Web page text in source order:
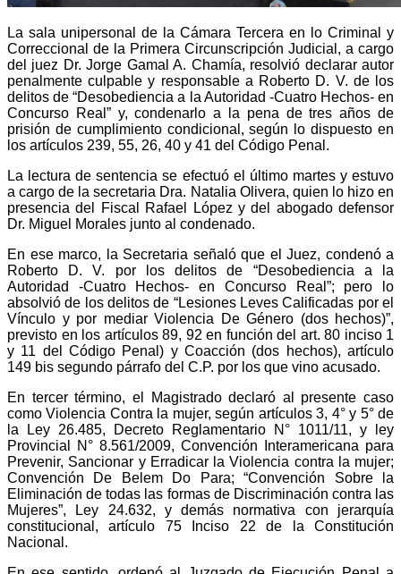
La sala unipersonal de la Cámara Tercera en lo Criminal y
Correccional de la Primera Circunscripción Judicial, a cargo
del juez Dr. Jorge Gamal A. Chamía, resolvió declarar autor
penalmente culpable y responsable a Roberto D. V. de los
delitos de “Desobediencia a la Autoridad -Cuatro Hechos- en
Concurso Real” y, condenarlo a la pena de tres años de
prisión de cumplimiento condicional, según lo dispuesto en
los artículos 239, 55, 26, 40 y 41 del Código Penal.
La lectura de sentencia se efectuó el último martes y estuvo
a cargo de la secretaria Dra. Natalia Olivera, quien lo hizo en
presencia del Fiscal Rafael López y del abogado defensor
Dr. Miguel Morales junto al condenado.
En ese marco, la Secretaria señaló que el Juez, condenó a
Roberto D. V. por los delitos de “Desobediencia a la
Autoridad -Cuatro Hechos- en Concurso Real”; pero lo
absolvió de los delitos de “Lesiones Leves Calificadas por el
Vínculo y por mediar Violencia De Género (dos hechos)”,
previsto en los artículos 89, 92 en función del art. 80 inciso 1
y 11 del Código Penal) y Coacción (dos hechos), artículo
149 bis segundo párrafo del C.P. por los que vino acusado.
En tercer término, el Magistrado declaró al presente caso
como Violencia Contra la mujer, según artículos 3, 4° y 5° de
la Ley 26.485, Decreto Reglamentario N° 1011/11, y ley
Provincial N° 8.561/2009, Convención Interamericana para
Prevenir, Sancionar y Erradicar la Violencia contra la mujer;
Convención De Belem Do Para; “Convención Sobre la
Eliminación de todas las formas de Discriminación contra las
Mujeres”, Ley 24.632, y demás normativa con jerarquía
constitucional, artículo 75 Inciso 22 de la Constitución
Nacional.